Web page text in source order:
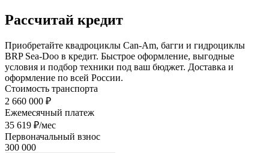
Рассчитай кредит
Приобретайте квадроциклы Can-Am, багги и гидроциклы
BRP Sea-Doo в кредит. Быстрое оформление, выгодные
условия и подбор техники под ваш бюджет. Доставка и
оформление по всей России.
Стоимость транспорта
2 660 000 ₽
Ежемесячный платеж
35 619 ₽/мес
Первоначальный взнос
300 000